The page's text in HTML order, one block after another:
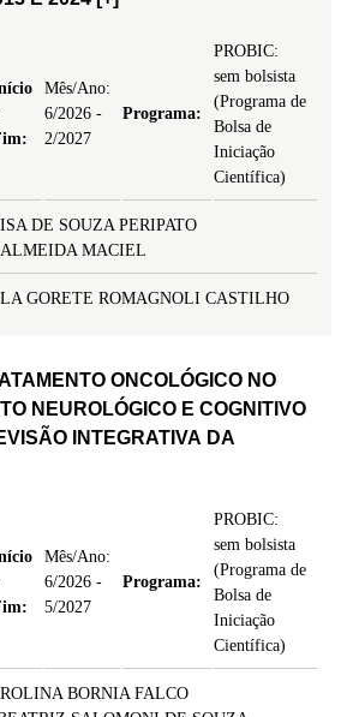
Mês/Ano:
6/2026 -
2/2027
Programa:
PROBIC:
sem bolsista
(Programa de
Bolsa de
Iniciação
Científica)
DE SOUZA PERIPATO
MACIEL
GORETE ROMAGNOLI CASTILHO
ONCOLÓGICO NO
NEUROLÓGICO E COGNITIVO
INTEGRATIVA DA
Mês/Ano:
6/2026 -
5/2027
Programa:
PROBIC:
sem bolsista
(Programa de
Bolsa de
Iniciação
Científica)
BORNIA FALCO